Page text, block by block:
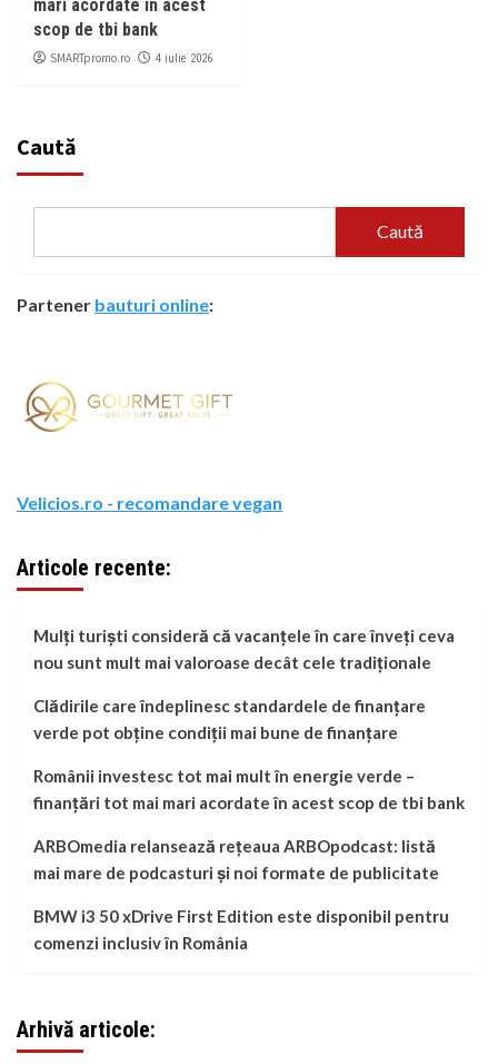
mari acordate în acest
scop de tbi bank
SMARTpromo.ro 4 iulie 2026
Caută
Caută
Partener bauturi online:
Velicios.ro - recomandare vegan
Articole recente:
Mulți turiști consideră că vacanțele în care înveți ceva
nou sunt mult mai valoroase decât cele tradiționale
Clădirile care îndeplinesc standardele de finanțare
verde pot obține condiții mai bune de finanțare
Românii investesc tot mai mult în energie verde –
finanțări tot mai mari acordate în acest scop de tbi bank
ARBOmedia relansează rețeaua ARBOpodcast: listă
mai mare de podcasturi și noi formate de publicitate
BMW i3 50 xDrive First Edition este disponibil pentru
comenzi inclusiv în România
Arhivă articole: